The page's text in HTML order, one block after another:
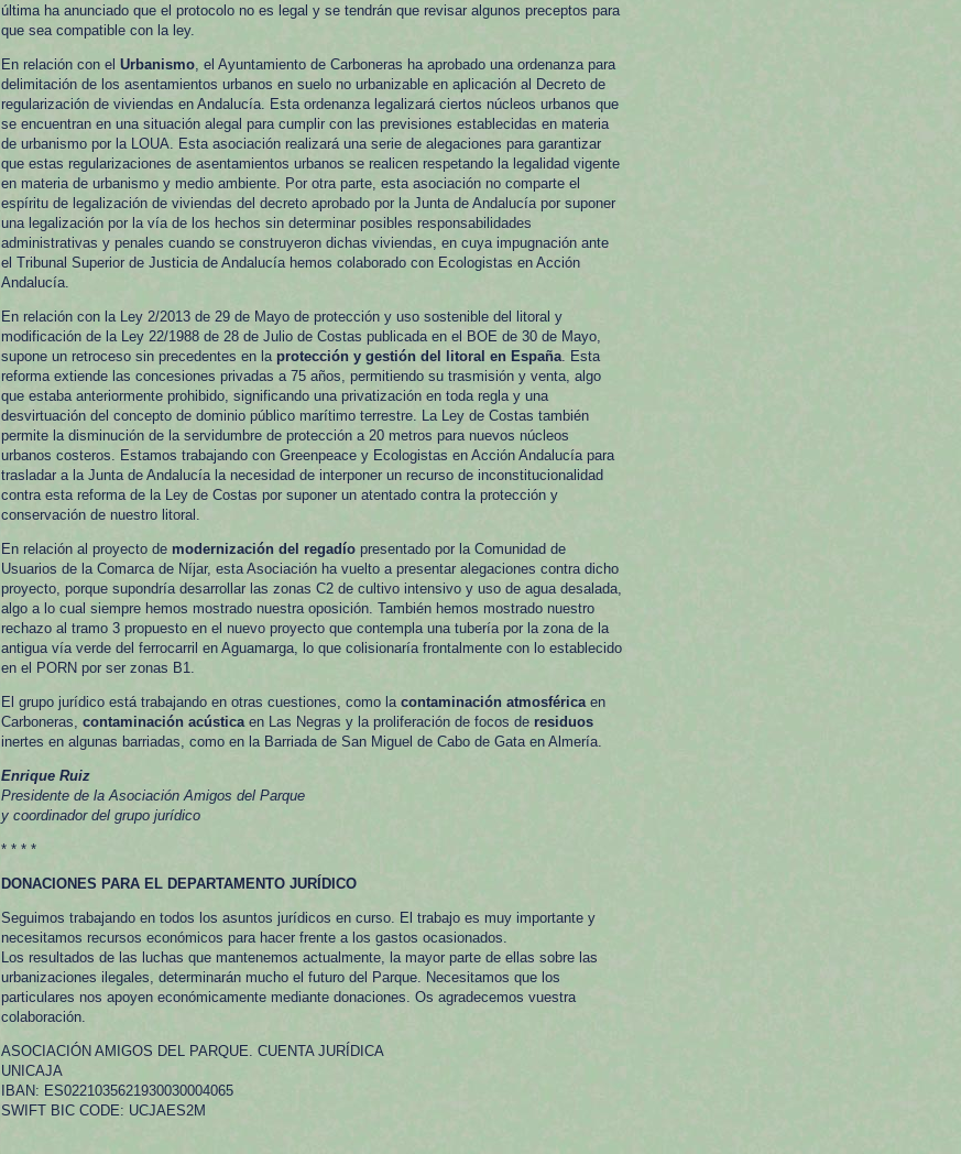
última ha anunciado que el protocolo no es legal y se tendrán que revisar algunos preceptos para
que sea compatible con la ley.
En relación con el Urbanismo, el Ayuntamiento de Carboneras ha aprobado una ordenanza para
delimitación de los asentamientos urbanos en suelo no urbanizable en aplicación al Decreto de
regularización de viviendas en Andalucía. Esta ordenanza legalizará ciertos núcleos urbanos que
se encuentran en una situación alegal para cumplir con las previsiones establecidas en materia
de urbanismo por la LOUA. Esta asociación realizará una serie de alegaciones para garantizar
que estas regularizaciones de asentamientos urbanos se realicen respetando la legalidad vigente
en materia de urbanismo y medio ambiente. Por otra parte, esta asociación no comparte el
espíritu de legalización de viviendas del decreto aprobado por la Junta de Andalucía por suponer
una legalización por la vía de los hechos sin determinar posibles responsabilidades
administrativas y penales cuando se construyeron dichas viviendas, en cuya impugnación ante
el Tribunal Superior de Justicia de Andalucía hemos colaborado con Ecologistas en Acción
Andalucía.
En relación con la Ley 2/2013 de 29 de Mayo de protección y uso sostenible del litoral y
modificación de la Ley 22/1988 de 28 de Julio de Costas publicada en el BOE de 30 de Mayo,
supone un retroceso sin precedentes en la protección y gestión del litoral en España. Esta
reforma extiende las concesiones privadas a 75 años, permitiendo su trasmisión y venta, algo
que estaba anteriormente prohibido, significando una privatización en toda regla y una
desvirtuación del concepto de dominio público marítimo terrestre. La Ley de Costas también
permite la disminución de la servidumbre de protección a 20 metros para nuevos núcleos
urbanos costeros. Estamos trabajando con Greenpeace y Ecologistas en Acción Andalucía para
trasladar a la Junta de Andalucía la necesidad de interponer un recurso de inconstitucionalidad
contra esta reforma de la Ley de Costas por suponer un atentado contra la protección y
conservación de nuestro litoral.
En relación al proyecto de modernización del regadío presentado por la Comunidad de
Usuarios de la Comarca de Níjar, esta Asociación ha vuelto a presentar alegaciones contra dicho
proyecto, porque supondría desarrollar las zonas C2 de cultivo intensivo y uso de agua desalada,
algo a lo cual siempre hemos mostrado nuestra oposición. También hemos mostrado nuestro
rechazo al tramo 3 propuesto en el nuevo proyecto que contempla una tubería por la zona de la
antigua vía verde del ferrocarril en Aguamarga, lo que colisionaría frontalmente con lo establecido
en el PORN por ser zonas B1.
El grupo jurídico está trabajando en otras cuestiones, como la contaminación atmosféricaen
Carboneras, contaminación acústicaen Las Negras y la proliferación de focos de residuos
inertes en algunas barriadas, como en la Barriada de San Miguel de Cabo de Gata en Almería.
Enrique Ruiz
Presidente de la Asociación Amigos del Parque
y coordinador del grupo jurídico
* * * *
DONACIONES PARA EL DEPARTAMENTO JURÍDICO
Seguimos trabajando en todos los asuntos jurídicos en curso. El trabajo es muy importante y
necesitamos recursos económicos para hacer frente a los gastos ocasionados.
Los resultados de las luchas que mantenemos actualmente, la mayor parte de ellas sobre las
urbanizaciones ilegales, determinarán mucho el futuro del Parque. Necesitamos que los
particulares nos apoyen económicamente mediante donaciones. Os agradecemos vuestra
colaboración.
ASOCIACIÓN AMIGOS DEL PARQUE. CUENTA JURÍDICA
UNICAJA
IBAN: ES0221035621930030004065
SWIFT BIC CODE: UCJAES2M